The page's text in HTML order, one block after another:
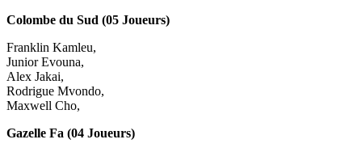
Colombe du Sud (05 Joueurs)
Franklin Kamleu,
Junior Evouna,
Alex Jakai,
Rodrigue Mvondo,
Maxwell Cho,
Gazelle Fa (04 Joueurs)